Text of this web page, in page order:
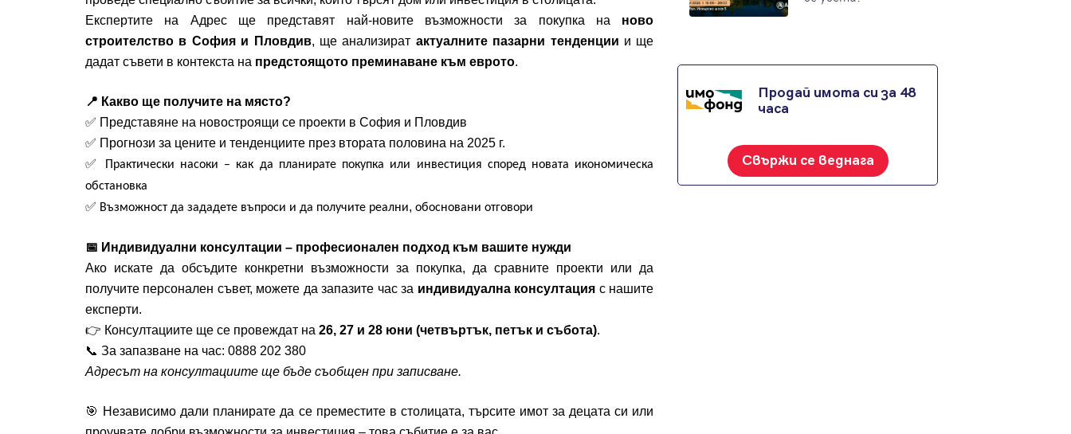
Експертите на Адрес ще представят най-новите възможности за покупка на ново
строителство в София и Пловдив, ще анализират актуалните пазарни тенденции и ще
дадат съвети в контекста на предстоящото преминаване към еврото.
📍 Какво ще получите на място?
✅ Представяне на новостроящи се проекти в София и Пловдив
✅ Прогнози за цените и тенденциите през втората половина на 2025 г.
✅
Практически насоки – как да планирате покупка или инвестиция според новата икономическа
обстановка
✅ Възможност да зададете въпроси и да получите реални, обосновани отговори
📅 Индивидуални консултации – професионален подход към вашите нужди
Ако искате да обсъдите конкретни възможности за покупка, да сравните проекти или да
получите персонален съвет, можете да запазите час за индивидуална консултация с нашите
експерти.
👉 Консултациите ще се провеждат на 26, 27 и 28 юни (четвъртък, петък и събота).
📞 За запазване на час: 0888 202 380
Адресът на консултациите ще бъде съобщен при записване.
🎯 Независимо дали планирате да се преместите в столицата, търсите имот за децата си или
Продай имота си за 48
часа
Свържи се веднага
Влезте с профила си, за да разгледате повече снимки и да получите
Продължи с Facebook